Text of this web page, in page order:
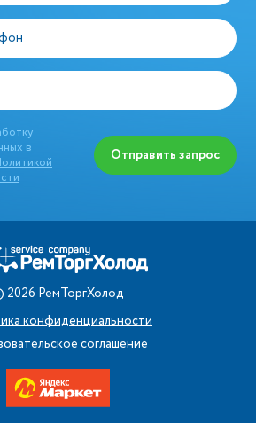
в
Отправить запрос
2026 РемТоргХолод
конфиденциальности
соглашение